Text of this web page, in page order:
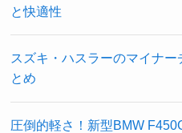
と快適性
スズキ・ハスラーのマイナ
とめ
圧倒的軽さ！新型BMW